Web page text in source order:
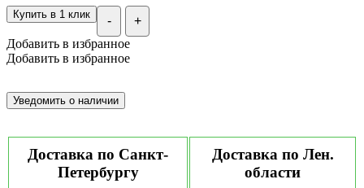
- +
Купить в 1 клик
Добавить в избранное
Добавить в избранное
Доставка по Санкт-
Петербургу
Доставка по Лен.
области